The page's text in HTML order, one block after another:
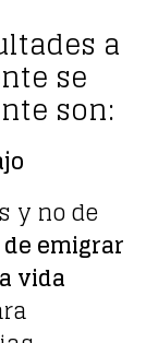
a
se
son:
y no de
emigrar
vida